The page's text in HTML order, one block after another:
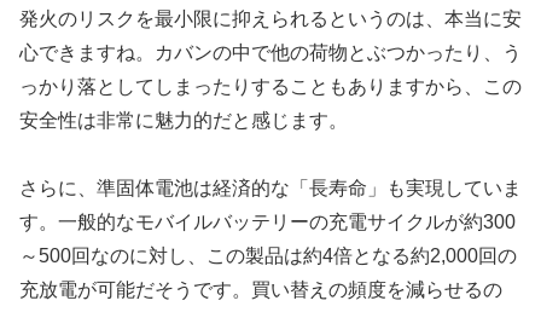
発火のリスクを最小限に抑えられるというのは、本当に安
心できますね。カバンの中で他の荷物とぶつかったり、う
っかり落としてしまったりすることもありますから、この
安全性は非常に魅力的だと感じます。
さらに、準固体電池は経済的な「長寿命」も実現していま
す。一般的なモバイルバッテリーの充電サイクルが約300
～500回なのに対し、この製品は約4倍となる約2,000回の
充放電が可能だそうです。買い替えの頻度を減らせるの